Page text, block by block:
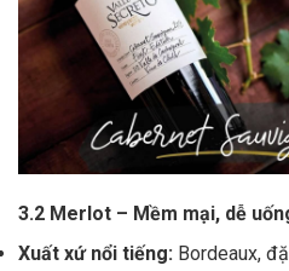
3.2 Merlot – Mềm mại, dễ
Xuất xứ nổi tiếng: Bordeaux,